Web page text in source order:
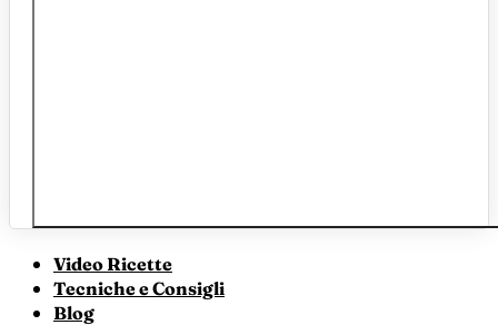
Video Ricette
Tecniche e Consigli
Blog